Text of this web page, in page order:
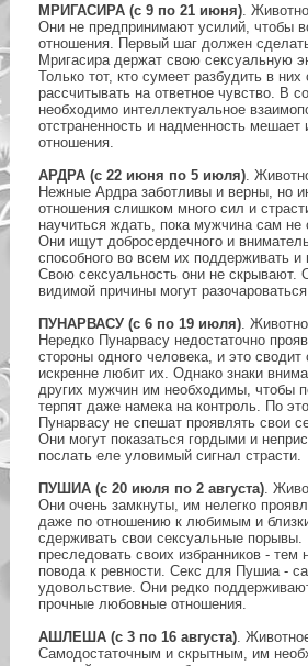
МРИГАСИРА (с 9 по 21 июня).
Они не предпринимают усилий, чтобы
отношения. Первый шаг должен
Мригасира держат свою сексуальную
Только тот, кто сумеет разбудить в
рассчитывать на ответное чувство. В
необходимо интеллектуальное
отстраненность и надменность мешает
отношения.
АРДРА (с 22 июня по 5 июля).
Нежные Ардра заботливы и верны, но
отношения слишком много сил и
научиться ждать, пока мужчина сам не
Они ищут добросердечного и
способного во всем их поддерживать и
Свою сексуальность они не скрывают.
видимой причины могут разочароваться
ПУНАРВАСУ (с 6 по 19 июля).
Нередко Пунарвасу недостаточно
стороны одного человека, и это сводит
искренне любит их. Однако знаки
других мужчин им необходимы, чтобы
терпят даже намека на контроль. По
Пунарвасу не спешат проявлять свои
Они могут показаться гордыми и
послать еле уловимый сигнал страсти.
ПУШИА (с 20 июля по 2 августа).
Они очень замкнуты, им нелегко
даже по отношению к любимым и
сдерживать свои сексуальные
преследовать своих избранников - тем
повода к ревности. Секс для Пушиа -
удовольствие. Они редко
прочные любовные отношения.
АШЛЕША (с 3 по 16 августа).
Самодостаточным и скрытным, им